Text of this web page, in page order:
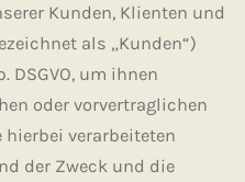
Kunden, Klienten und
als „Kunden“)
DSGVO, um ihnen
oder vorvertraglichen
hierbei verarbeiteten
der Zweck und die